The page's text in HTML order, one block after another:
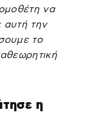
να
αυτή την
το
η